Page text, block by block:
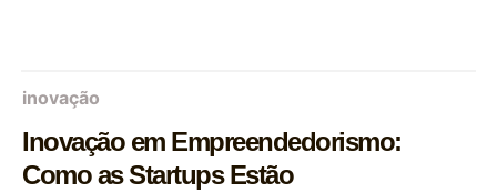
inovação
Inovação em Empreendedorismo:
Como as Startups Estão